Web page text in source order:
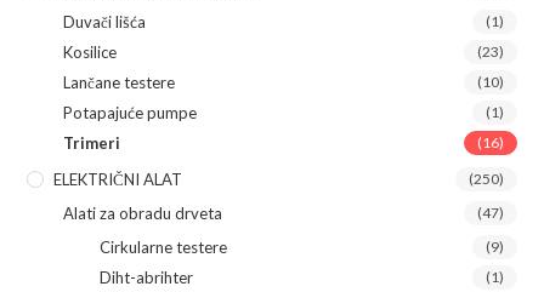
Duvači lišća (1)
Kosilice (23)
Lančane testere (10)
Potapajuće pumpe (1)
Trimeri (16)
ELEKTRIČNI ALAT (250)
Alati za obradu drveta (47)
Cirkularne testere (9)
Diht-abrihter (1)